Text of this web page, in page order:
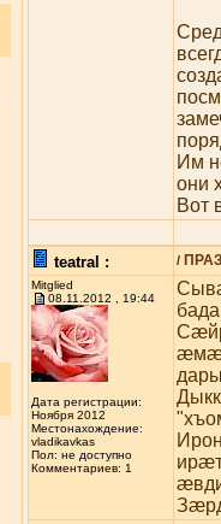
Им
они
Вот
teatral : /
Mitglied
08.11.2012 , 19:44
Дата регистрации:
Ноября 2012
Местонахождение:
vladikavkas
Пол: не доступно
Комментариев: 1
æмæ